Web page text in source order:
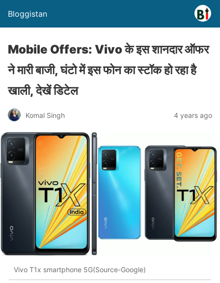
Bloggistan
Mobile Offers: Vivo के इस शानदार ऑफर
ने मारी बाजी, घंटो में इस फोन का स्टॉक हो रहा है
खाली, देखें डिटेल
Komal Singh 4 years ago
Vivo T1x smartphone 5G(Source-Google)